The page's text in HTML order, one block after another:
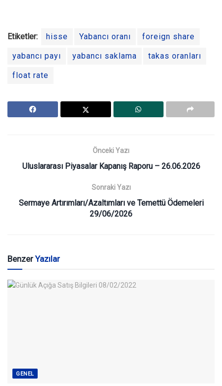
Etiketler: hisse Yabancı oranı foreign share
yabancı payı yabancı saklama takas oranları
float rate
Önceki Yazı
Uluslararası Piyasalar Kapanış Raporu – 26.06.2026
Sonraki Yazı
Sermaye Artırımları/Azaltımları ve Temettü Ödemeleri
29/06/2026
BenzerYazılar
GENEL